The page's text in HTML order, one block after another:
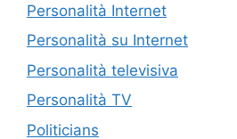
Personalità Internet
Personalità su Internet
Personalità televisiva
Personalità TV
Politicians